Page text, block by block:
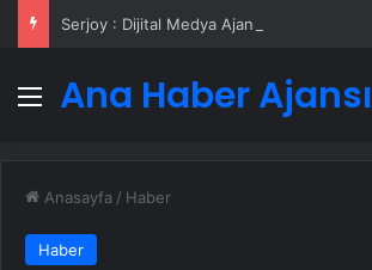
Menü
Ana Haber Ajansı
Anasayfa / Haber
Haber